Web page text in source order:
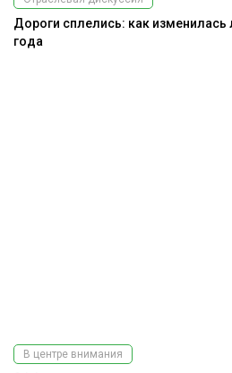
Дороги сплелись: как изменилась
года
В центре внимания